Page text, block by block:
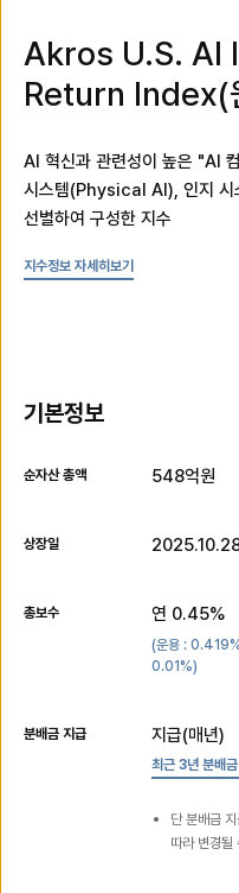
Akros U.S. AI
Return Index(
AI 혁신과 관련성이 높은 "AI
시스템(Physical AI), 인지
선별하여 구성한 지수
지수정보 자세히보기
기본정보
순자산 총액 548억원
상장일
총보수 연 0.45%
(운용 : 0.419
0.01%)
분배금 지급 지급(매년)
최근 3년 분배금
단 분배금
따라 변경될